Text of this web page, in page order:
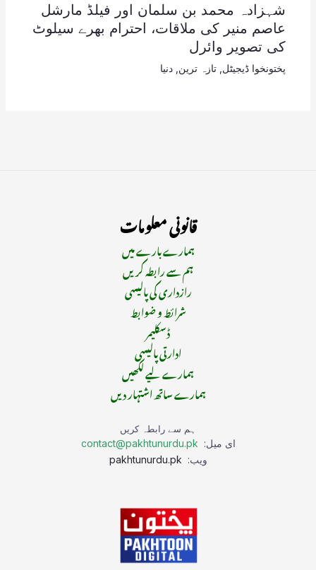
شہزادہ محمد بن سلمان اور فیلڈ مارشل
عاصم منیر کی ملاقات، احترام بھرے سیلوٹ
کی تصویر وائرل
پختونخوا ڈیجیٹل تازہ ترین دنیا
قانونی معلومات
ہمارے بارے میں
ہم سے رابطہ کریں
رازداری کی پالیسی
شرائط و ضوابط
ڈسکلیمر
ادارتی پالیسی
ہمارے لیے لکھیں
ہمارے ساتھ اشتہار دیں
ہم سے رابطہ کریں
ای میل: contact@pakhtunurdu.pk
ویب: